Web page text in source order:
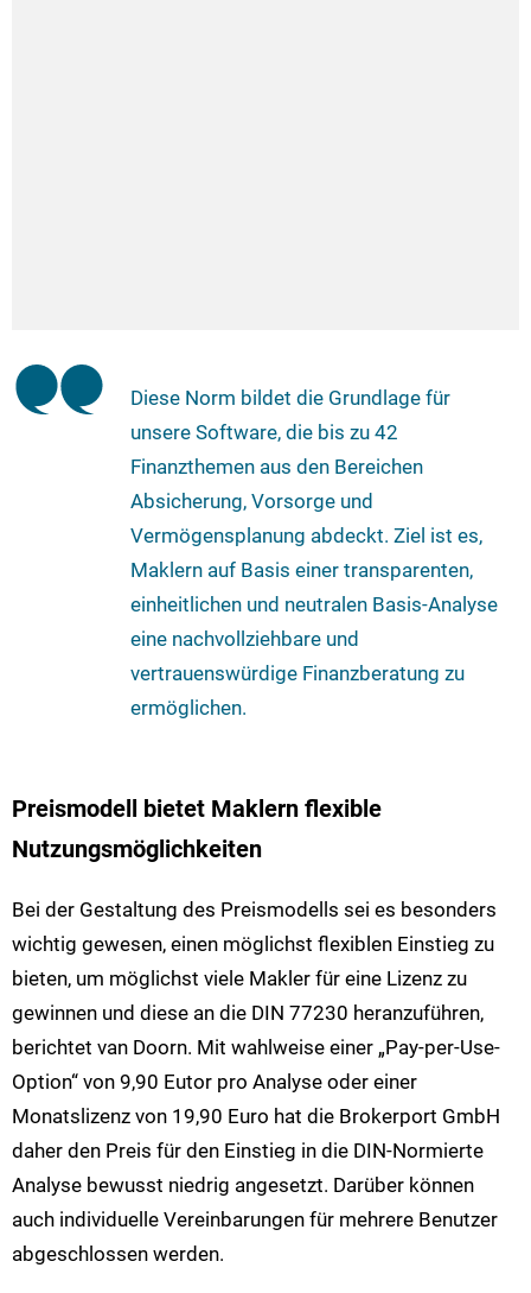
Diese Norm bildet die Grundlage für
unsere Software, die bis zu 42
Finanzthemen aus den Bereichen
Absicherung, Vorsorge und
Vermögensplanung abdeckt. Ziel ist es,
Maklern auf Basis einer transparenten,
einheitlichen und neutralen Basis-Analyse
eine nachvollziehbare und
vertrauenswürdige Finanzberatung zu
ermöglichen.
Preismodell bietet Maklern flexible
Nutzungsmöglichkeiten
Bei der Gestaltung des Preismodells sei es besonders
wichtig gewesen, einen möglichst flexiblen Einstieg zu
bieten, um möglichst viele Makler für eine Lizenz zu
gewinnen und diese an die DIN 77230 heranzuführen,
berichtet van Doorn. Mit wahlweise einer „Pay-per-Use-
Option“ von 9,90 Eutor pro Analyse oder einer
Monatslizenz von 19,90 Euro hat die Brokerport GmbH
daher den Preis für den Einstieg in die DIN-Normierte
Analyse bewusst niedrig angesetzt. Darüber können
auch individuelle Vereinbarungen für mehrere Benutzer
abgeschlossen werden.